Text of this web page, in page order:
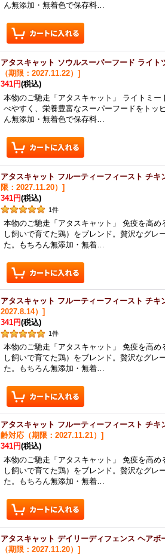
ん無添加・無着色で保存料…
アタスキャット ソウルスーパーフード ライト
（期限：2027.11.22） ]
341円(税込)
本物のご馳走「アタスキャット」 ライトミ
べやすく、栄養豊富なスーパーフードをトッ
ん無添加・無着色で保存料…
アタスキャット フルーティーフィースト チキ
限：2027.11.20） ]
341円(税込)
1件
本物のご馳走「アタスキャット」 免疫を高
し飼いで育てた鶏）をブレンド。贅沢なグレ
た。もちろん無添加・無着…
アタスキャット フルーティーフィースト チキ
2027.8.14） ]
341円(税込)
1件
本物のご馳走「アタスキャット」 免疫を高
し飼いで育てた鶏）をブレンド。贅沢なグレ
た。もちろん無添加・無着…
アタスキャット フルーティーフィースト チキ
齢対応（期限：2027.11.21） ]
341円(税込)
本物のご馳走「アタスキャット」 免疫を高
し飼いで育てた鶏）をブレンド。贅沢なグレ
た。もちろん無添加・無着…
アタスキャット デイリーディフェンス ヘアボ
（期限：2027.11.20） ]